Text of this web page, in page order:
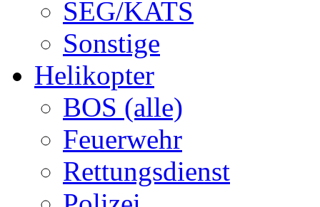
SEG/KATS
Sonstige
Helikopter
BOS (alle)
Feuerwehr
Rettungsdienst